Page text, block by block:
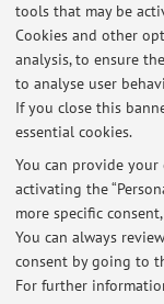
tools that may be
Cookies and other
analysis, to ensure
to analyse user
If you close this
essential cookies.
You can provide
activating the
more specific
You can always
consent by going to
For further
Tirocinio esterno di
progetto formativo e
Published on: January
Parziale di Ispezione
Published on: January 07
Trirocinio di
Published on: May 10